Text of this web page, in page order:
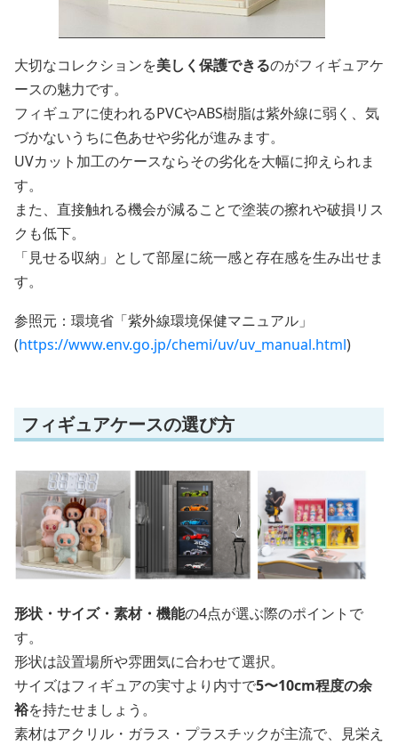
大切なコレクションを美しく保護できるのがフィギュアケ
ースの魅力です。
フィギュアに使われるPVCやABS樹脂は紫外線に弱く、気
づかないうちに色あせや劣化が進みます。
UVカット加工のケースならその劣化を大幅に抑えられま
す。
また、直接触れる機会が減ることで塗装の擦れや破損リス
クも低下。
「見せる収納」として部屋に統一感と存在感を生み出せま
す。
参照元：環境省「紫外線環境保健マニュアル」
(https://www.env.go.jp/chemi/uv/uv_manual.html)
フィギュアケースの選び方
形状・サイズ・素材・機能の4点が選ぶ際のポイントで
す。
形状は設置場所や雰囲気に合わせて選択。
サイズはフィギュアの実寸より内寸で5〜10cm程度の余
裕を持たせましょう。
素材はアクリル・ガラス・プラスチックが主流で、見栄え